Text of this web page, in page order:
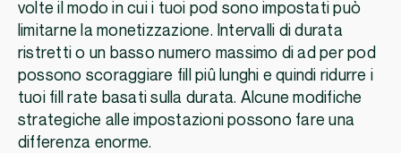
volte il modo in cui i tuoi pod sono impostati può
limitarne la monetizzazione. Intervalli di durata
ristretti o un basso numero massimo di ad per pod
possono scoraggiare fill piû lunghi e quindi ridurre i
tuoi fill rate basati sulla durata. Alcune modifiche
strategiche alle impostazioni possono fare una
differenza enorme.